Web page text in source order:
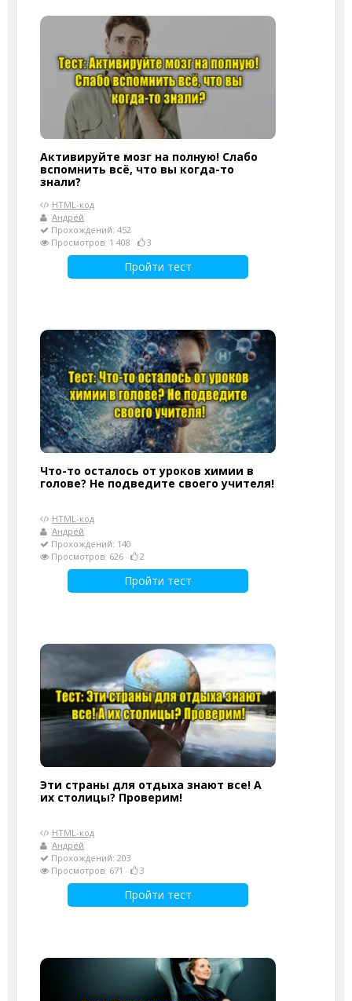
Активируйте мозг на полную! Слабо
вспомнить всё, что вы когда-то
знали?
HTML-код
Андрей
Прохождений: 452
Просмотров: 1 408
3
Пройти тест
Что-то осталось от уроков химии в
голове? Не подведите своего учителя!
HTML-код
Андрей
Прохождений: 140
Просмотров: 626
2
Пройти тест
Эти страны для отдыха знают все! А
их столицы? Проверим!
HTML-код
Андрей
Прохождений: 203
Просмотров: 671
3
Пройти тест